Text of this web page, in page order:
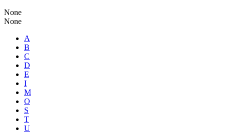
None
None
A
B
C
D
E
I
M
O
S
T
U